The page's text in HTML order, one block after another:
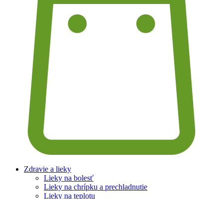
Zdravie a lieky
Lieky na bolesť
Lieky na chrípku a prechladnutie
Lieky na teplotu